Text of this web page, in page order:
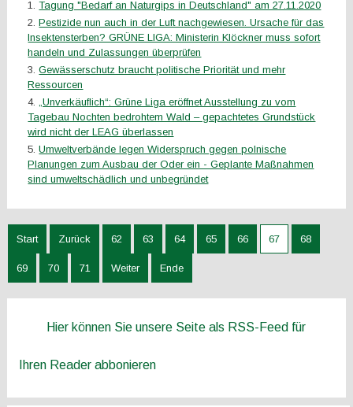
Tagung "Bedarf an Naturgips in Deutschland" am 27.11.2020
Pestizide nun auch in der Luft nachgewiesen. Ursache für das
Insektensterben? GRÜNE LIGA: Ministerin Klöckner muss sofort
handeln und Zulassungen überprüfen
Gewässerschutz braucht politische Priorität und mehr
Ressourcen
„Unverkäuflich“: Grüne Liga eröffnet Ausstellung zu vom
Tagebau Nochten bedrohtem Wald – gepachtetes Grundstück
wird nicht der LEAG überlassen
Umweltverbände legen Widerspruch gegen polnische
Planungen zum Ausbau der Oder ein - Geplante Maßnahmen
sind umweltschädlich und unbegründet
Start Zurück 62 63 64 65 66 67 68
69 70 71 Weiter Ende
Hier können Sie unsere Seite als RSS-Feed für
Ihren Reader abbonieren